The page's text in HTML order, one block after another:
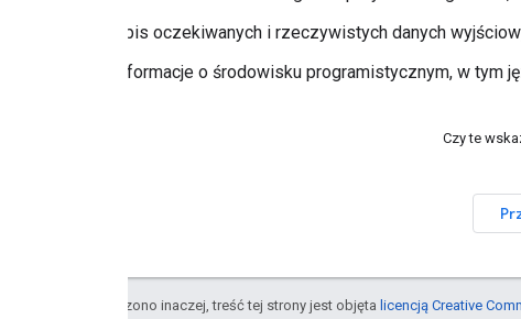
Opis oczekiwanych i rzeczywistych danych
Informacje o środowisku programistycznym, w tym
Czy te
O ile nie stwierdzono inaczej, treść tej strony jest objęta licencją Creative